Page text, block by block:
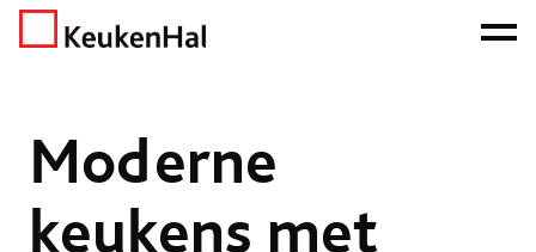
Home Keukens Moderne keukens met eiland
Moderne
keukens met